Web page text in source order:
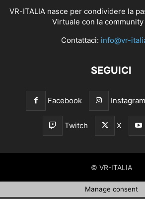
VR-ITALIA nasce per condividere la
Virtuale con la community
Contattaci: info@vr-
SEGUICI
Facebook Instagram
Twitch X
© VR-ITALIA
Manage consent